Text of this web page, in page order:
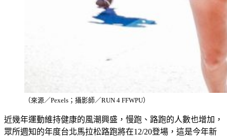
（來源／Pexels；攝影師／RUN 4 FFWPU）
近幾年運動維持健康的風潮興盛，慢跑、路跑的人數也增加，
眾所週知的年度台北馬拉松路跑將在12/20登場，這是今年新